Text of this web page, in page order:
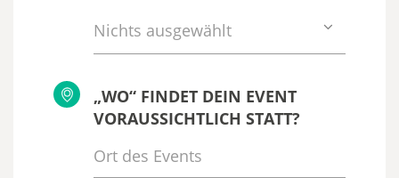
Nichts ausgewählt
„WO“ FINDET DEIN EVENT
VORAUSSICHTLICH STATT?